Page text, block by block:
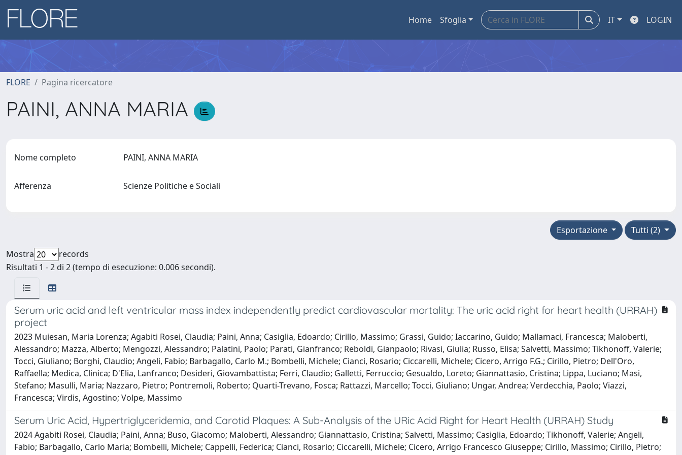
Home Sfoglia IT LOGIN
FLORE Pagina ricercatore
PAINI, ANNA MARIA
Nome completo PAINI, ANNA MARIA
Afferenza Scienze Politiche e Sociali
Tutti (2)
Esportazione
Mostra
records
Risultati 1 - 2 di 2 (tempo di esecuzione: 0.006 secondi).
Serum uric acid and left ventricular mass index independently predict cardiovascular mortality: The uric acid right for heart health (URRAH)
project
2023 Muiesan, Maria Lorenza; Agabiti Rosei, Claudia; Paini, Anna; Casiglia, Edoardo; Cirillo, Massimo; Grassi, Guido; Iaccarino, Guido; Mallamaci, Francesca; Maloberti,
Alessandro; Mazza, Alberto; Mengozzi, Alessandro; Palatini, Paolo; Parati, Gianfranco; Reboldi, Gianpaolo; Rivasi, Giulia; Russo, Elisa; Salvetti, Massimo; Tikhonoff, Valerie;
Tocci, Giuliano; Borghi, Claudio; Angeli, Fabio; Barbagallo, Carlo M.; Bombelli, Michele; Cianci, Rosario; Ciccarelli, Michele; Cicero, Arrigo F.G.; Cirillo, Pietro; Dell'Oro,
Raffaella; Medica, Clinica; D'Elia, Lanfranco; Desideri, Giovambattista; Ferri, Claudio; Galletti, Ferruccio; Gesualdo, Loreto; Giannattasio, Cristina; Lippa, Luciano; Masi,
Stefano; Masulli, Maria; Nazzaro, Pietro; Pontremoli, Roberto; Quarti-Trevano, Fosca; Rattazzi, Marcello; Tocci, Giuliano; Ungar, Andrea; Verdecchia, Paolo; Viazzi,
Francesca; Virdis, Agostino; Volpe, Massimo
Serum Uric Acid, Hypertriglyceridemia, and Carotid Plaques: A Sub-Analysis of the URic Acid Right for Heart Health (URRAH) Study
2024 Agabiti Rosei, Claudia; Paini, Anna; Buso, Giacomo; Maloberti, Alessandro; Giannattasio, Cristina; Salvetti, Massimo; Casiglia, Edoardo; Tikhonoff, Valerie; Angeli,
Fabio; Barbagallo, Carlo Maria; Bombelli, Michele; Cappelli, Federica; Cianci, Rosario; Ciccarelli, Michele; Cicero, Arrigo Francesco Giuseppe; Cirillo, Massimo; Cirillo, Pietro;